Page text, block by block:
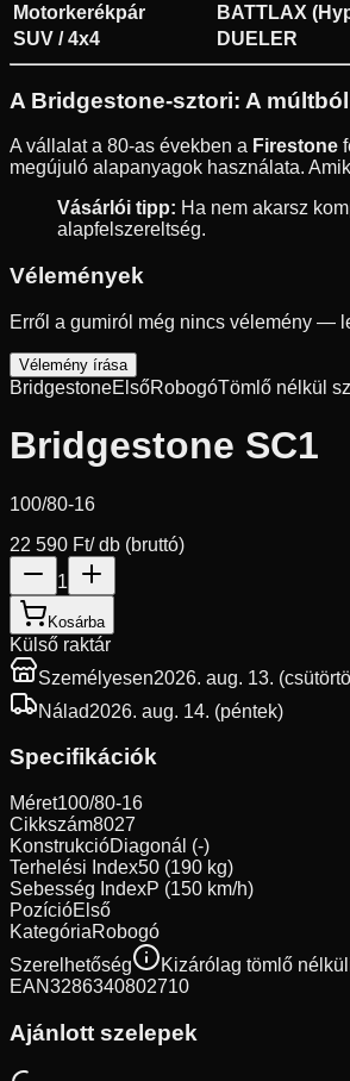
Motorkerékpár
BATTLAX
SUV / 4x4
DUELER
A Bridgestone-sztori: A
A vállalat a 80-as években a Firestone
megújuló alapanyagok használata.
Vásárlói tipp: Ha nem akarsz
alapfelszereltség.
Vélemények
Erről a gumiról még nincs vélemény —
Vélemény írása
BridgestoneElsőRobogóTömlő nélkül
Bridgestone SC1
100/80-16
22 590 Ft/ db (bruttó)
1
Kosárba
Külső raktár
Személyesen2026. aug. 13.
Nálad2026. aug. 14. (péntek)
Specifikációk
Méret100/80-16
Cikkszám8027
KonstrukcióDiagonál (-)
Terhelési Index50 (190 kg)
Sebesség IndexP (150 km/h)
PozícióElső
KategóriaRobogó
Szerelhetőség
Kizárólag tömlő
EAN3286340802710
Ajánlott szelepek